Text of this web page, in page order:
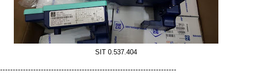
SIT 0.537.404